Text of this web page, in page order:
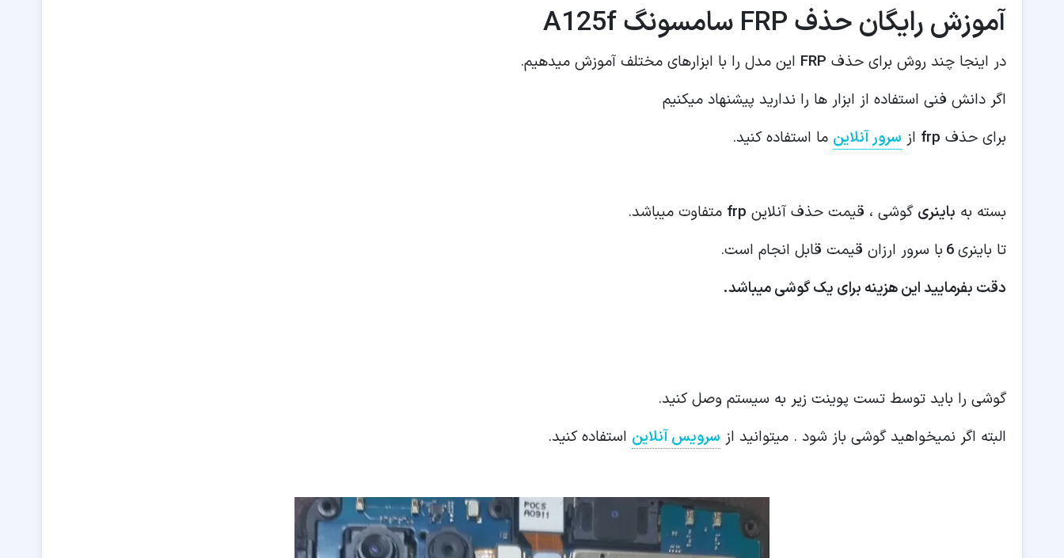
آموزش رایگان حذف FRP سامسونگ A125f
در اینجا چند روش برای حذف FRP این مدل را با ابزارهای مختلف آموزش میدهیم.
اگر دانش فنی استفاده از ابزار ها را ندارید پیشنهاد میکنیم
برای حذف frp از سرور آنلاین ما استفاده کنید.
بسته به باینری گوشی ، قیمت حذف آنلاین frp متفاوت میباشد.
تا باینری
با سرور ارزان قیمت قابل انجام است.
دقت بفرمایید این هزینه برای یک گوشی میباشد.
گوشی را باید توسط تست پوینت زیر به سیستم وصل کنید.
البته اگر نمیخواهید گوشی باز شود . میتوانید از سرویس آنلاین استفاده کنید.